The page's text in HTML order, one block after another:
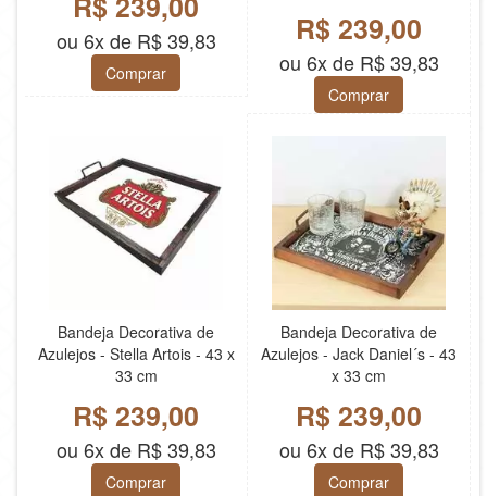
ou 6x de R$ 39,83
Comprar
R$ 239,00
ou 6x de R$ 39,83
Comprar
Bandeja Decorativa de
Azulejos - Stella Artois - 43 x
33 cm
R$ 239,00
ou 6x de R$ 39,83
Comprar
Bandeja Decorativa de
Azulejos - Jack Daniel´s - 43
x 33 cm
R$ 239,00
ou 6x de R$ 39,83
Comprar